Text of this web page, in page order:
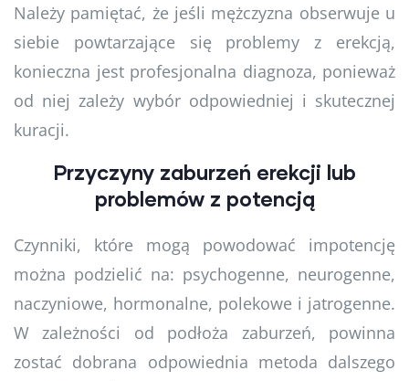
Należy pamiętać, że jeśli mężczyzna obserwuje u
siebie powtarzające się problemy z erekcją,
konieczna jest profesjonalna diagnoza, ponieważ
od niej zależy wybór odpowiedniej i skutecznej
kuracji.
Przyczyny zaburzeń erekcji lub
problemów z potencją
Czynniki, które mogą powodować impotencję
można podzielić na: psychogenne, neurogenne,
naczyniowe, hormonalne, polekowe i jatrogenne.
W zależności od podłoża zaburzeń, powinna
zostać dobrana odpowiednia metoda dalszego